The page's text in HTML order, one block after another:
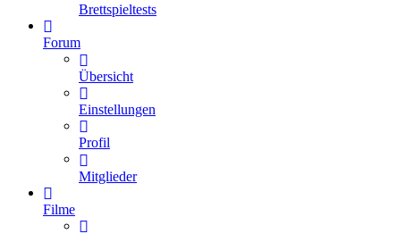
Brettspieltests
Forum
Übersicht
Einstellungen
Profil
Mitglieder
Filme